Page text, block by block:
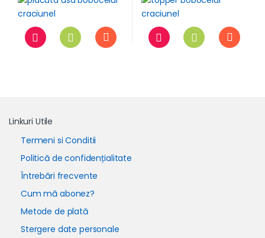
Linkuri Utile
Termeni si Conditii
Politică de confidențialitate
Întrebări frecvente
Cum mă abonez?
Metode de plată
Stergere date personale